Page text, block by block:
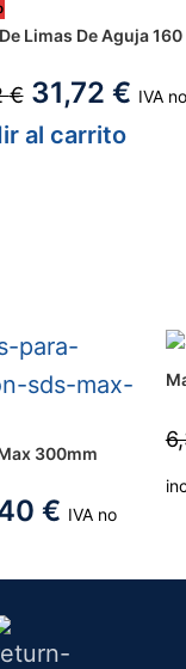
Limas De Aguja
€ 31,72 € IVA
al carrito
300mm
€ IVA no